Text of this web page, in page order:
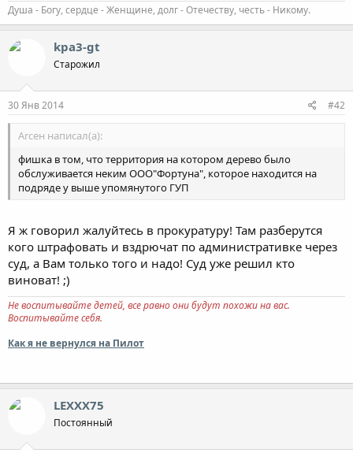
Душа - Богу, сердце - Женщине, долг - Отечеству, честь - Никому.
kpa3-gt
Старожил
30 Янв 2014 #42
Аrсен написал(а):
фишка в том, что территория на котором дерево было
обслуживается неким ООО"Фортуна", которое находится на
подряде у выше упомянутого ГУП
Я ж говорил жалуйтесь в прокуратуру! Там разберутся
кого штрафовать и вздрючат по административке через
суд, а Вам только того и надо! Суд уже решил кто
виноват! ;)
Не воспитывайте детей, все равно они будут похожи на вас.
Воспитывайте себя.
Как я не вернулся на Пилот
LEXXX75
Постоянный